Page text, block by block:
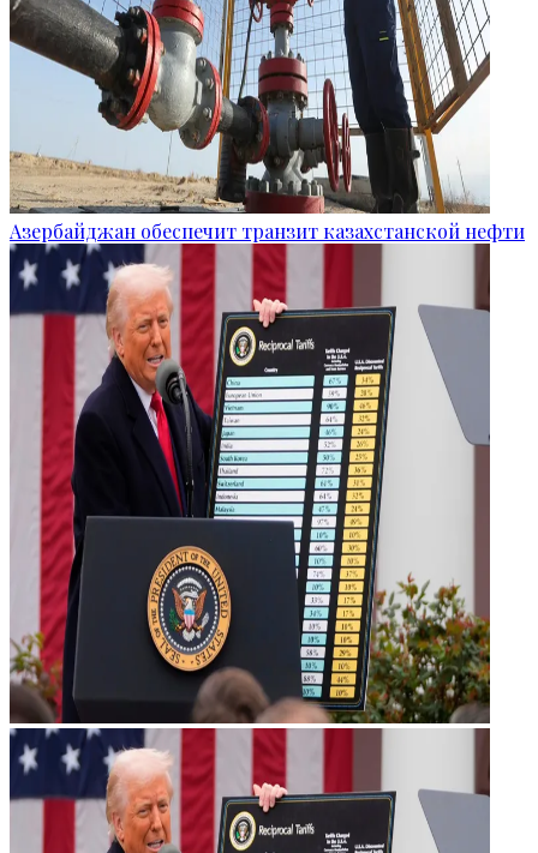
Азербайджан обеспечит транзит казахстанской нефти